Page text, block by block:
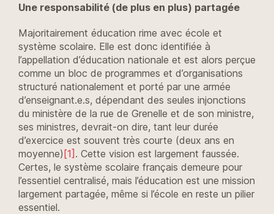
Une responsabilité (de plus en plus) partagée
Majoritairement éducation rime avec école et
système scolaire. Elle est donc identifiée à
l’appellation d’éducation nationale et est alors perçue
comme un bloc de programmes et d’organisations
structuré nationalement et porté par une armée
d’enseignant.e.s, dépendant des seules injonctions
du ministère de la rue de Grenelle et de son ministre,
ses ministres, devrait-on dire, tant leur durée
d’exercice est souvent très courte (deux ans en
moyenne)[1] . Cette vision est largement faussée.
Certes, le système scolaire français demeure pour
l’essentiel centralisé, mais l’éducation est une mission
largement partagée, même si l’école en reste un pilier
essentiel.